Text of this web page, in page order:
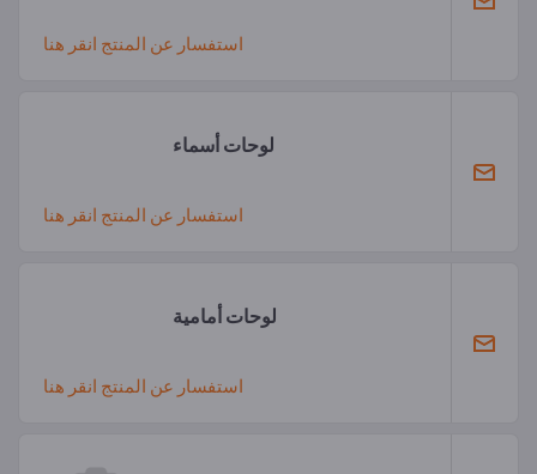
استفسار عن المنتج انقر هنا
لوحات أسماء
استفسار عن المنتج انقر هنا
لوحات أمامية
استفسار عن المنتج انقر هنا